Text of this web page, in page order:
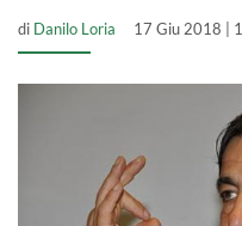
di Danilo Loria 17 Giu 2018 |